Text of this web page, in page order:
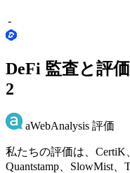
-
DeFi 監査と評価
2
aWebAnalysis 評価
私たちの評価は、CertiK
Quantstamp、SlowMist、